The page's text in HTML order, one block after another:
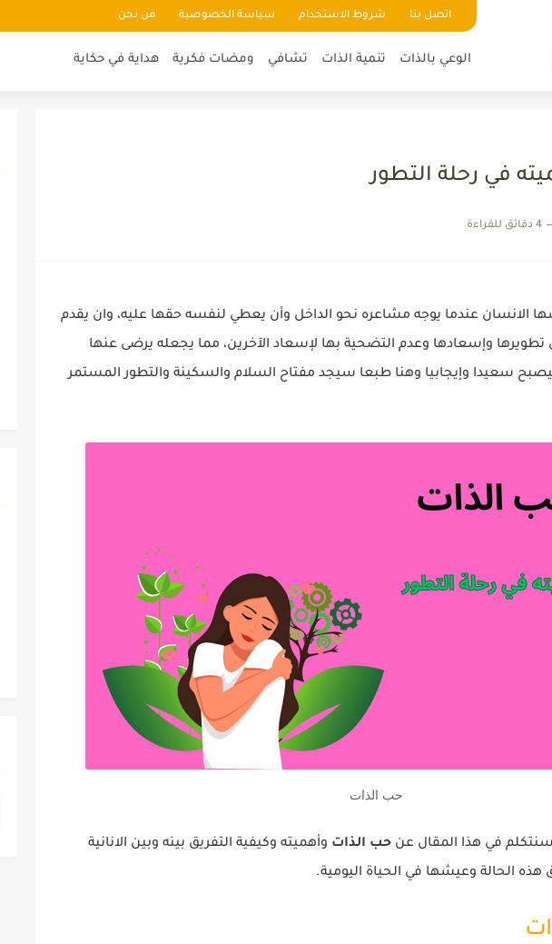
اتصل بنا شروط الاستخدام سياسة الخصوصية من نحن
الوعي بالذات تنمية الذات تشافي ومضات فكرية هداية في حكاية
في رحلة التطور
4 دقائق للقراءة
الانسان عندما يوجه مشاعره نحو الداخل وأن يعطي لنفسه حقها عليه، وان يقدم
تطويرها وإسعادها وعدم التضحية بها لإسعاد الآخرين، مما يجعله يرضى عنها
سعيدا وإيجابيا وهنا طبعا سيجد مفتاح السلام والسكينة والتطور المستمر
حب الذات
في هذا المقال عن حب الذات وأهميته وكيفية التفريق بينه وبين الانانية
هذه الحالة وعيشها في الحياة اليومية.